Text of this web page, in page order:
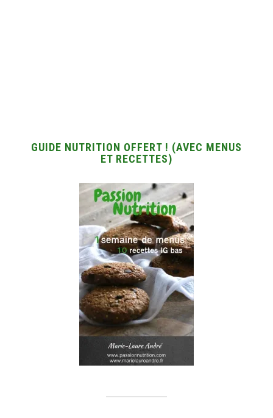
GUIDE NUTRITION OFFERT ! (AVEC MENUS
ET RECETTES)